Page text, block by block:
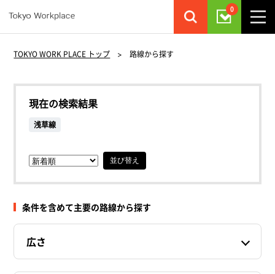
0
TOKYO WORK PLACE トップ >路線から探す
現在の検索結果
浅草線
並び替え
条件を含めて主要の路線から探す
広さ